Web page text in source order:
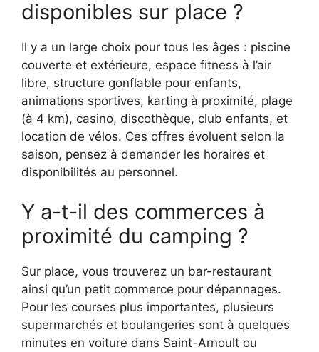
disponibles sur place ?
Il y a un large choix pour tous les âges : piscine
couverte et extérieure, espace fitness à l’air
libre, structure gonflable pour enfants,
animations sportives, karting à proximité, plage
(à 4 km), casino, discothèque, club enfants, et
location de vélos. Ces offres évoluent selon la
saison, pensez à demander les horaires et
disponibilités au personnel.
Y a-t-il des commerces à
proximité du camping ?
Sur place, vous trouverez un bar-restaurant
ainsi qu’un petit commerce pour dépannages.
Pour les courses plus importantes, plusieurs
supermarchés et boulangeries sont à quelques
minutes en voiture dans Saint-Arnoult ou